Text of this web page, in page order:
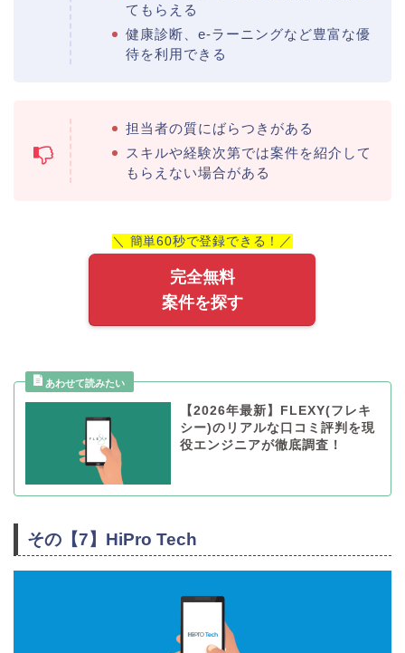
てもらえる
健康診断、e-ラーニングなど豊富な優
待を利用できる
担当者の質にばらつきがある
スキルや経験次第では案件を紹介して
もらえない場合がある
＼ 簡単60秒で登録できる！／
完全無料
案件を探す
【2026年最新】FLEXY(フレキ
シー)のリアルな口コミ評判を現
役エンジニアが徹底調査！
その【7】HiPro Tech